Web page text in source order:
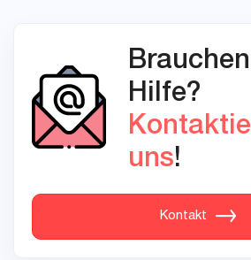
Hilfe?
uns!
Kontakt